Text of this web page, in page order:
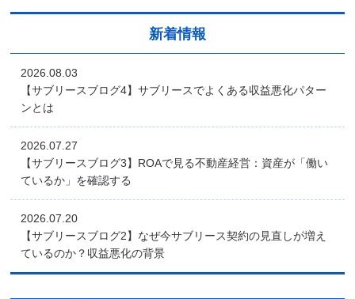
新着情報
2026.08.03
【サブリースブログ4】サブリースでよくある収益悪化パター
ンとは
2026.07.27
【サブリースブログ3】ROAで見る不動産経営：資産が「働い
ているか」を確認する
2026.07.20
【サブリースブログ2】なぜ今サブリース契約の見直しが増え
ているのか？収益悪化の背景